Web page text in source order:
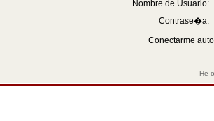
Nombre de Usuario:
Contrase�a:
Conectarme
He